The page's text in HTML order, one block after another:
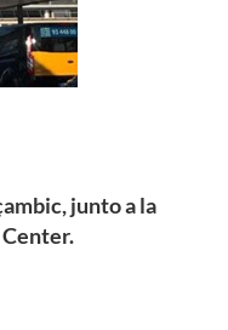
junto a la